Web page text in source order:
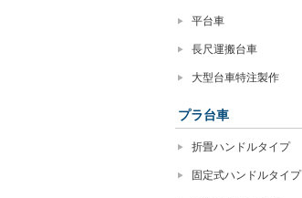
平台車
長尺運搬台車
大型台車特注製作
プラ台車
折畳ハンドルタイプ
固定式ハンドルタイプ